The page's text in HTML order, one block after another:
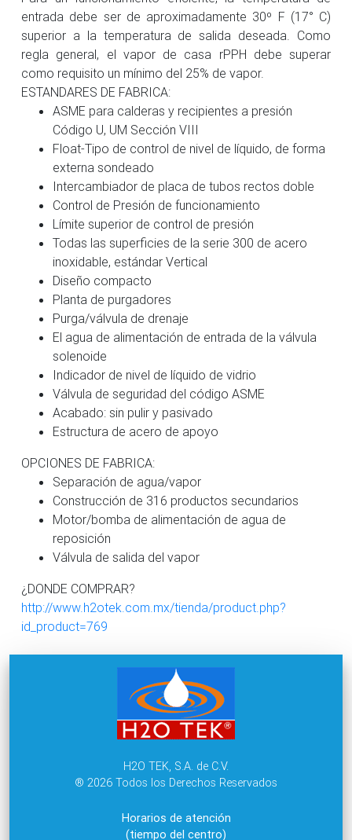
entrada debe ser de aproximadamente 30º F (17° C)
superior a la temperatura de salida deseada. Como
regla general, el vapor de casa rPPH debe superar
como requisito un mínimo del 25% de vapor.
ESTANDARES DE FABRICA:
ASME para calderas y recipientes a presión
Código U, UM Sección VIII
Float-Tipo de control de nivel de líquido, de forma
externa sondeado
Intercambiador de placa de tubos rectos doble
Control de Presión de funcionamiento
Límite superior de control de presión
Todas las superficies de la serie 300 de acero
inoxidable, estándar Vertical
Diseño compacto
Planta de purgadores
Purga/válvula de drenaje
El agua de alimentación de entrada de la válvula
solenoide
Indicador de nivel de líquido de vidrio
Válvula de seguridad del código ASME
Acabado: sin pulir y pasivado
Estructura de acero de apoyo
OPCIONES DE FABRICA:
Separación de agua/vapor
Construcción de 316 productos secundarios
Motor/bomba de alimentación de agua de
reposición
Válvula de salida del vapor
¿DONDE COMPRAR?
http://www.h2otek.com.mx/tienda/product.php?
id_product=769
H2O TEK, S.A. de C.V.
® 2026 Todos los Derechos Reservados
Horarios de atención
(tiempo del centro)